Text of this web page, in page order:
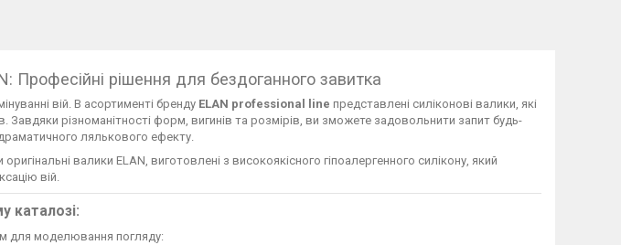
Професійні рішення для бездоганного завитка
вій. В асортименті бренду ELAN professional line представлені силіконові валики, які
різноманітності форм, вигинів та розмірів, ви зможете задовольнити запит будь-
лялькового ефекту.
валики ELAN, виготовлені з високоякісного гіпоалергенного силікону, який
вій.
каталозі:
для моделювання погляду: